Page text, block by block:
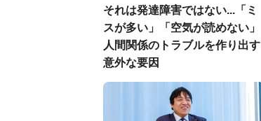
それは発達障害ではない...「ミ
スが多い」「空気が読めない」
人間関係のトラブルを作り出す
意外な要因